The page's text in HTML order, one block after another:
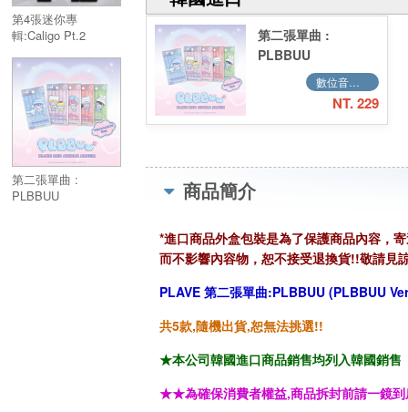
第4張迷你專
輯:Caligo Pt.2
VER.)／4th Mini
Album:Caligo Pt.2
(PHOTOBOOK
VER.)
第二張單曲 :
PLBBUU
第二張單曲 :
PLBBUU
(POCAALBUM
Ver.)／2nd Single
Album:PLBBUU
數位音樂QR CODE
NT. 229
商品簡介
*進口商品外盒包裝是為了保護商品內容，
而不影響內容物，恕不接受退換貨!!敬請見
PLAVE 第二張單曲:PLBBUU (PLBBUU
共5款,隨機出貨,恕無法挑選!!
★本公司韓國進口商品銷售均列入韓國銷
★★為確保消費者權益,商品拆封前請一鏡